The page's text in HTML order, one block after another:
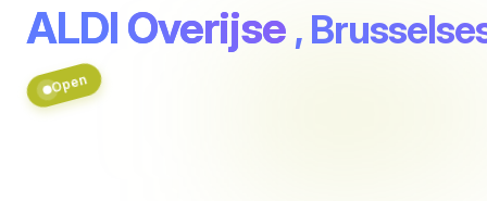
ALDI Overijse ,
Open